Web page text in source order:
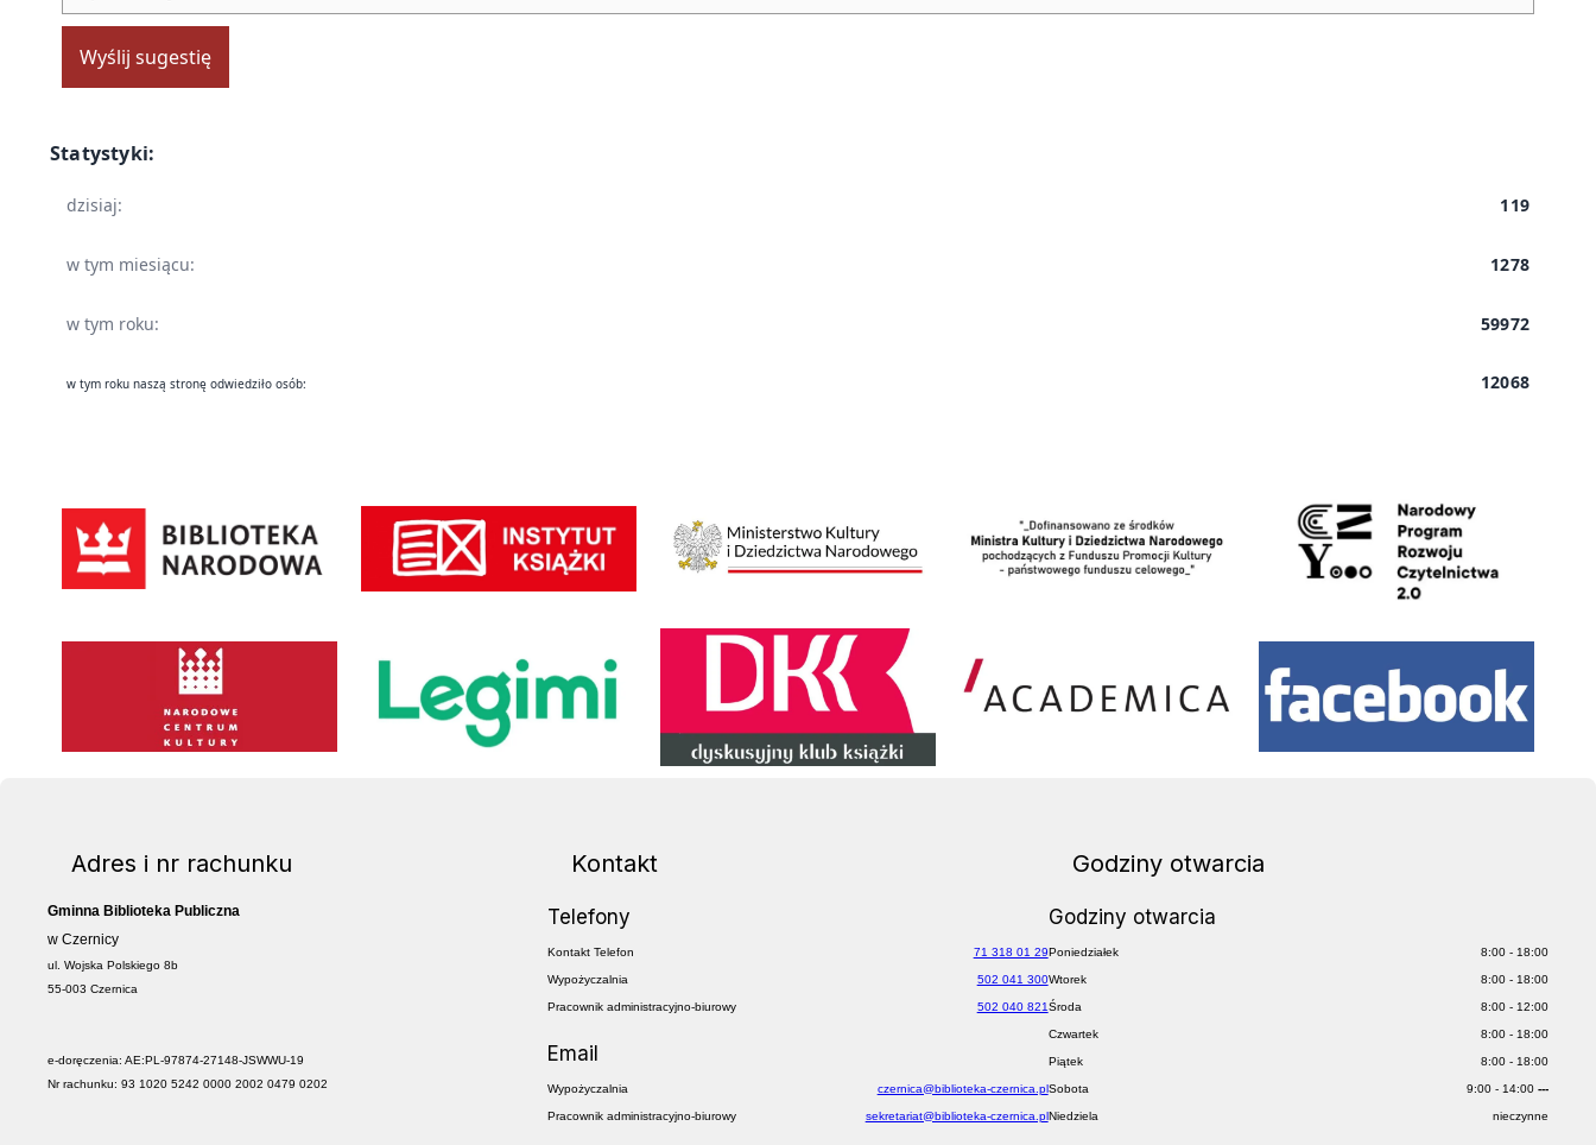
Wyślij sugestię
Statystyki:
dzisiaj: 119
w tym miesiącu: 1278
w tym roku: 59972
w tym roku naszą stronę odwiedziło osób: 12068
NPRCz 2.0
Narodowe Centrum Kultury
Adres i nr rachunku
Gminna Biblioteka Publiczna
w Czernicy
ul. Wojska Polskiego 8b
55-003 Czernica
e-doręczenia: AE:PL-97874-27148-JSWWU-19
Nr rachunku: 93 1020 5242 0000 2002 0479 0202
Kontakt
Telefony
Kontakt Telefon 71 318 01 29
Wypożyczalnia 502 041 300
Pracownik administracyjno-biurowy 502 040 821
Email
Wypożyczalnia czernica@biblioteka-czernica.pl
Pracownik administracyjno-biurowy sekretariat@biblioteka-czernica.pl
Godziny otwarcia
Godziny otwarcia
Poniedziałek 8:00 - 18:00
Wtorek 8:00 - 18:00
Środa 8:00 - 12:00
Czwartek 8:00 - 18:00
Piątek 8:00 - 18:00
Sobota 9:00 - 14:00 ---
Niedziela nieczynne